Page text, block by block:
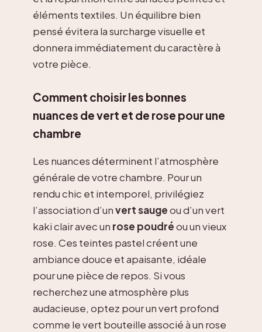
éléments textiles. Un équilibre bien
pensé évitera la surcharge visuelle et
donnera immédiatement du caractère à
votre pièce.
Comment choisir les bonnes
nuances de vert et de rose pour une
chambre
Les nuances déterminent l’atmosphère
générale de votre chambre. Pour un
rendu chic et intemporel, privilégiez
l’association d’unvert saugeou d’un vert
kaki clair avec un rose poudréou un vieux
rose. Ces teintes pastel créent une
ambiance douce et apaisante, idéale
pour une pièce de repos. Si vous
recherchez une atmosphère plus
audacieuse, optez pour un vert profond
comme le vert bouteille associé à un rose